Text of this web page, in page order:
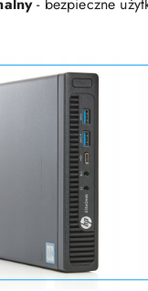
- bezpieczne